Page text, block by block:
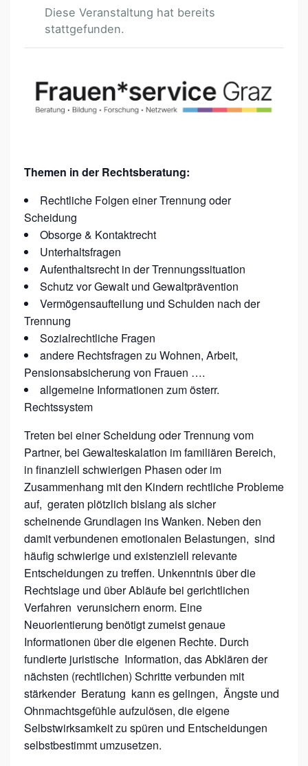
Diese Veranstaltung hat bereits
stattgefunden.
N
Ä
S
E
N
Z
:
E
I
N
V
E
R
N
E
H
M
L
I
C
H
E
S
C
H
E
I
D
U
N
Themen in der Rechtsberatung:
Rechtliche Folgen einer Trennung oder
Scheidung
Obsorge & Kontaktrecht
Unterhaltsfragen
Aufenthaltsrecht in der Trennungssituation
Schutz vor Gewalt und Gewaltprävention
Vermögensaufteilung und Schulden nach der
Trennung
Sozialrechtliche Fragen
andere Rechtsfragen zu Wohnen, Arbeit,
Pensionsabsicherung von Frauen ….
allgemeine Informationen zum österr.
Rechtssystem
Treten bei einer Scheidung oder Trennung vom
Partner, bei Gewalteskalation im familiären Bereich,
in finanziell schwierigen Phasen oder im
Zusammenhang mit den Kindern rechtliche Probleme
auf, geraten plötzlich bislang als sicher
scheinende Grundlagen ins Wanken. Neben den
damit verbundenen emotionalen Belastungen, sind
häufig schwierige und existenziell relevante
Entscheidungen zu treffen. Unkenntnis über die
Rechtslage und über Abläufe bei gerichtlichen
Verfahren verunsichern enorm. Eine
Neuorientierung benötigt zumeist genaue
Informationen über die eigenen Rechte. Durch
fundierte juristische Information, das Abklären der
nächsten (rechtlichen) Schritte verbunden mit
stärkender Beratung kann es gelingen, Ängste und
Ohnmachtsgefühle aufzulösen, die eigene
Selbstwirksamkeit zu spüren und Entscheidungen
selbstbestimmt umzusetzen.